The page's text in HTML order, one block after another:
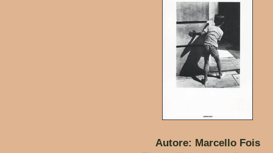
Autore: Marcello Fois